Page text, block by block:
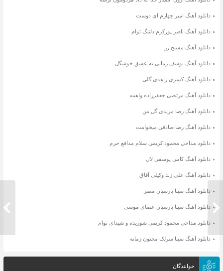
دانلود آهنگ سینا سرلک حلقه رندان
دانلود آهنگ امیر چهارم ای دوست
دانلود آهنگ ناصر پورکرم دلتنگ توام
دانلود آهنگ مسیح رز
دانلود آهنگ یوسف زمانی یه عشق خوشگل
دانلود آهنگ کسری زاهدی گلی
دانلود آهنگ مرتضی جعفرزاده واهمه
دانلود آهنگ رضا مریدی گل من
دانلود آهنگ رضا صادقی میخوامت
دانلود مداحی محمود کریمی سلام مدافع حرم
دانلود آهنگ کامی یوسفی لال
دانلود آهنگ علی زند وکیلی آفاق
دانلود آهنگ سینا پارسیان مصر
دانلود آهنگ سینا پارسیان عصای موسی
دانلود مداحی محمود کریمی شوریده و شیدای توام
دانلود آهنگ سینا سرلک مجنون زمانه
خوانندگان